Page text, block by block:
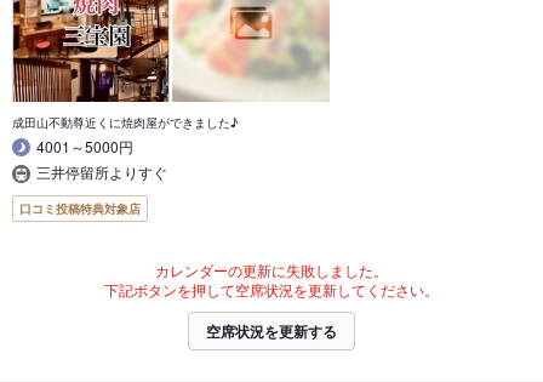
成田山不動尊近くに焼肉屋ができました♪
4001～5000円
三井停留所よりすぐ
口コミ投稿特典対象店
カレンダーの更新に失敗しました。
下記ボタンを押して空席状況を更新してください。
空席状況を更新する